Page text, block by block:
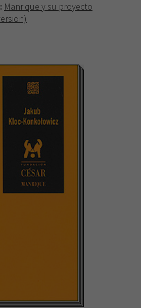
Manrique y su proyecto